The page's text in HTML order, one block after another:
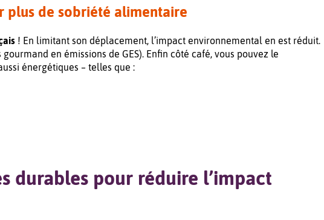
plus de sobriété alimentaire
! En limitant son déplacement, l’impact environnemental en est réduit.
en émissions de GES). Enfin côté café, vous pouvez le
énergétiques – telles que :
durables pour réduire l’impact